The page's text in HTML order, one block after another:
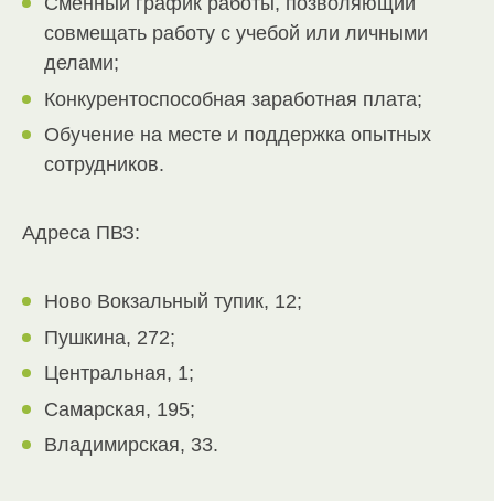
совмещать работу с учебой или личными
делами;
Конкурентоспособная заработная плата;
Обучение на месте и поддержка опытных
сотрудников.
Адреса ПВЗ:
Ново Вокзальный тупик, 12;
Пушкина, 272;
Центральная, 1;
Самарская, 195;
Владимирская, 33.